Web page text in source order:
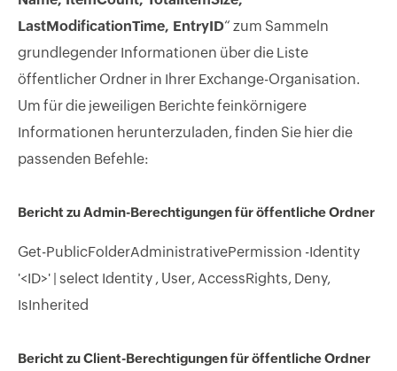
LastModificationTime, EntryID“ zum Sammeln
grundlegender Informationen über die Liste
öffentlicher Ordner in Ihrer Exchange-Organisation.
Um für die jeweiligen Berichte feinkörnigere
Informationen herunterzuladen, finden Sie hier die
passenden Befehle:
Bericht zu Admin-Berechtigungen für öffentliche Ordner
Get-PublicFolderAdministrativePermission -Identity
'<ID>' | select Identity , User, AccessRights, Deny,
IsInherited
Bericht zu Client-Berechtigungen für öffentliche Ordner